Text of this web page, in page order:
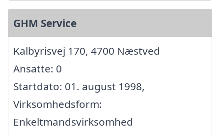
GHM Service
Kalbyrisvej 170, 4700 Næstved
Ansatte: 0
Startdato: 01. august 1998,
Virksomhedsform:
Enkeltmandsvirksomhed